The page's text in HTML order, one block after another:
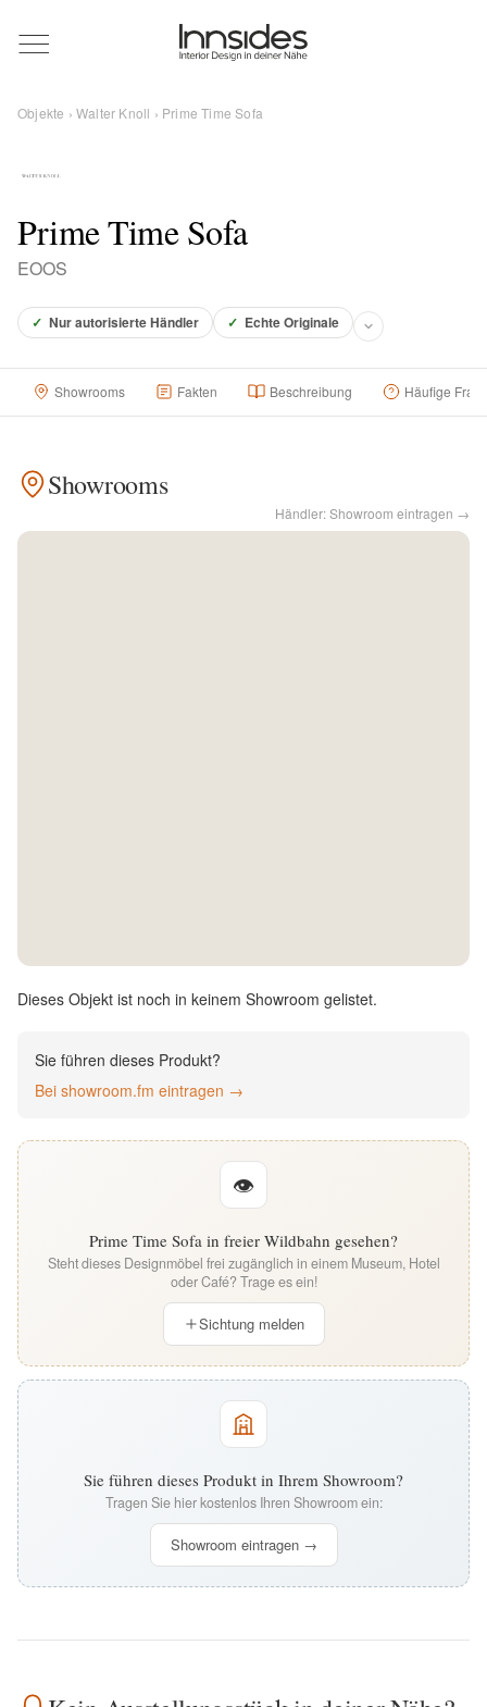
Magazin
Showrooms
Über uns
Kontakt
English
Deutsch
Objekte ›Walter Knoll › Prime Time Sofa
Prime Time Sofa
EOOS
✓ Nur autorisierte Händler ✓ Echte Originale
Showrooms Fakten Beschreibung Häufige
Showrooms
Händler: Showroom eintragen →
Dieses Objekt ist noch in keinem Showroom gelistet.
Sie führen dieses Produkt?
Bei showroom.fm eintragen →
👁
Prime Time Sofa in freier Wildbahn gesehen?
Steht dieses Designmöbel frei zugänglich in einem Museum, Hotel
oder Café? Trage es ein!
Sichtung melden
Sie führen dieses Produkt in Ihrem Showroom?
Tragen Sie hier kostenlos Ihren Showroom ein:
Showroom eintragen →